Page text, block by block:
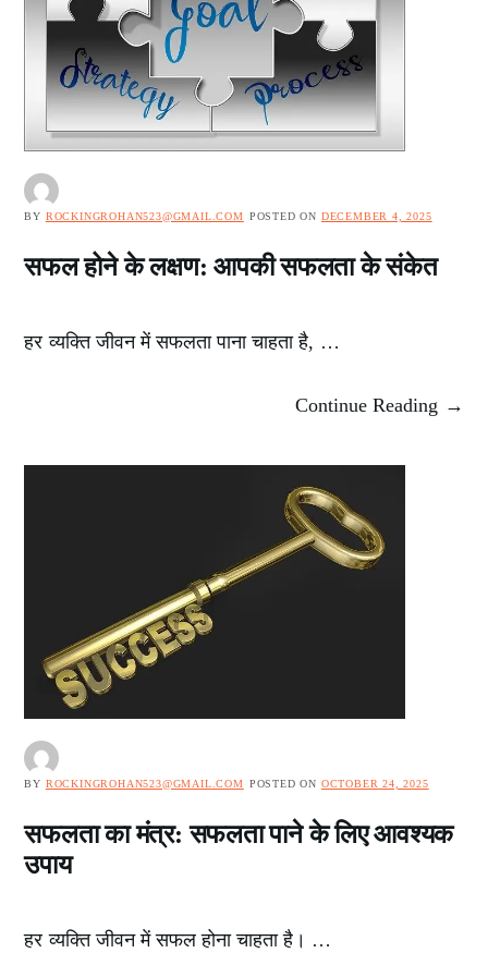
BY ROCKINGROHAN523@GMAIL.COM POSTED ON DECEMBER 4, 2025
सफल होने के लक्षण: आपकी सफलता के संकेत
हर व्यक्ति जीवन में सफलता पाना चाहता है, …
Continue Reading →
BY ROCKINGROHAN523@GMAIL.COM POSTED ON OCTOBER 24, 2025
सफलता का मंत्र: सफलता पाने के लिए आवश्यक
उपाय
हर व्यक्ति जीवन में सफल होना चाहता है। …